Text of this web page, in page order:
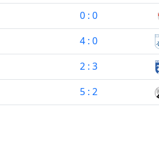
0 : 0
4 : 0
2 : 3
5 : 2